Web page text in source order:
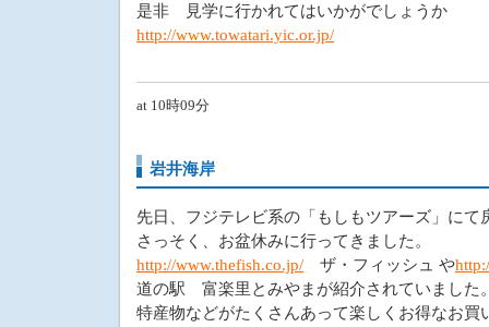
是非 見学に行かれてはいかがでしょうか
http://www.towatari.yic.or.jp/
at 10時09分
岩井海岸
先日、フジテレビ系の「もしもツアーズ」にて
さっそく、お盆休みに行ってきました。
http://www.thefish.co.jp/ ザ・フィッシュ や
道の駅 富楽里とみやまが紹介されていました
特産物などがたくさんあって楽しくお得なお買